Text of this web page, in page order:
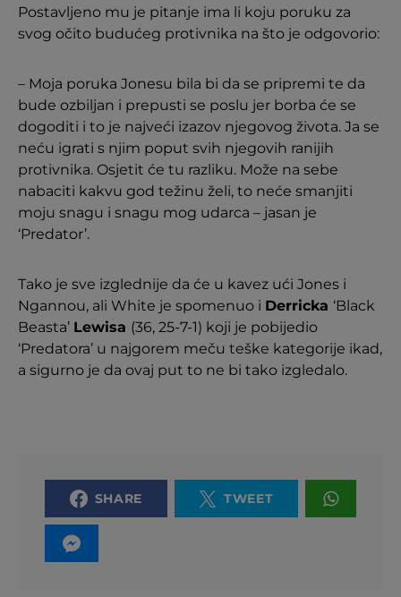
Postavljeno mu je pitanje ima li koju poruku za
svog očito budućeg protivnika na što je odgovorio:
– Moja poruka Jonesu bila bi da se pripremi te da
bude ozbiljan i prepusti se poslu jer borba će se
dogoditi i to je najveći izazov njegovog života. Ja se
neću igrati s njim poput svih njegovih ranijih
protivnika. Osjetit će tu razliku. Može na sebe
nabaciti kakvu god težinu želi, to neće smanjiti
moju snagu i snagu mog udarca – jasan je
‘Predator’.
Tako je sve izglednije da će u kavez ući Jones i
Ngannou, ali White je spomenuo i Derricka ‘Black
Beasta’ Lewisa (36, 25-7-1) koji je pobijedio
‘Predatora’ u najgorem meču teške kategorije ikad,
a sigurno je da ovaj put to ne bi tako izgledalo.
SHARE TWEET